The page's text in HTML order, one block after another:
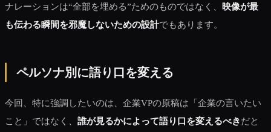
ナレーションは“全部を埋める”ためのものではなく、 映像が最
も伝わる瞬間を邪魔しないための設計でもあります。
ペルソナ別に語り口を変える
今回、特に強調したいのは、企業VPの原稿は「企業の言いたい
こと」ではなく、 誰が見るかによって語り口を変えるべきだと